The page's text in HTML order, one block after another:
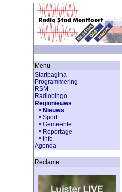
Menu
Startpagina
Programmering
RSM
Radiobingo
Regionieuws
Nieuws
Sport
Gemeente
Reportage
Info
Agenda
Reclame